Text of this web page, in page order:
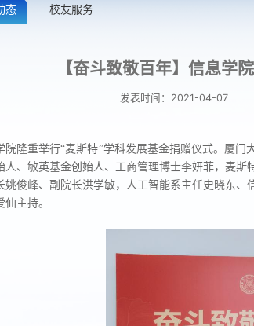
态 校友服务
【奋斗致敬百年】信息学
发表时间：2021-04-07
院隆重举行“麦斯特”学科发展基金捐赠仪式。厦
人、敏英基金创始人、工商管理博士李妍菲，麦
姚俊峰、副院长洪学敏，人工智能系主任史晓东
主持。